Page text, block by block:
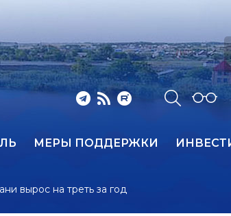
МЕРЫ ПОДДЕРЖКИ
вырос на треть за год